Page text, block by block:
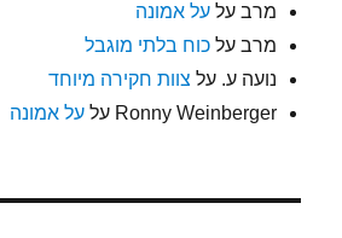
מרב עלעל אמונה
מרב עלכוח בלתי מוגבל
נועה ע. על צוות חקירה מיוחד
Ronny Weinberger עלעל אמונה